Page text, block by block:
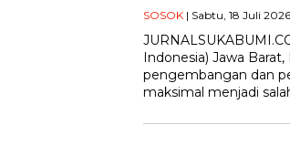
SOSOK | Sabtu, 18 Juli
Indonesia) Jawa
pengembangan dan
maksimal menjadi